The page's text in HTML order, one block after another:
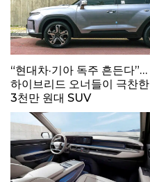
“현대차·기아 독주 흔든다”…
하이브리드 오너들이 극찬한
3천만 원대 SUV